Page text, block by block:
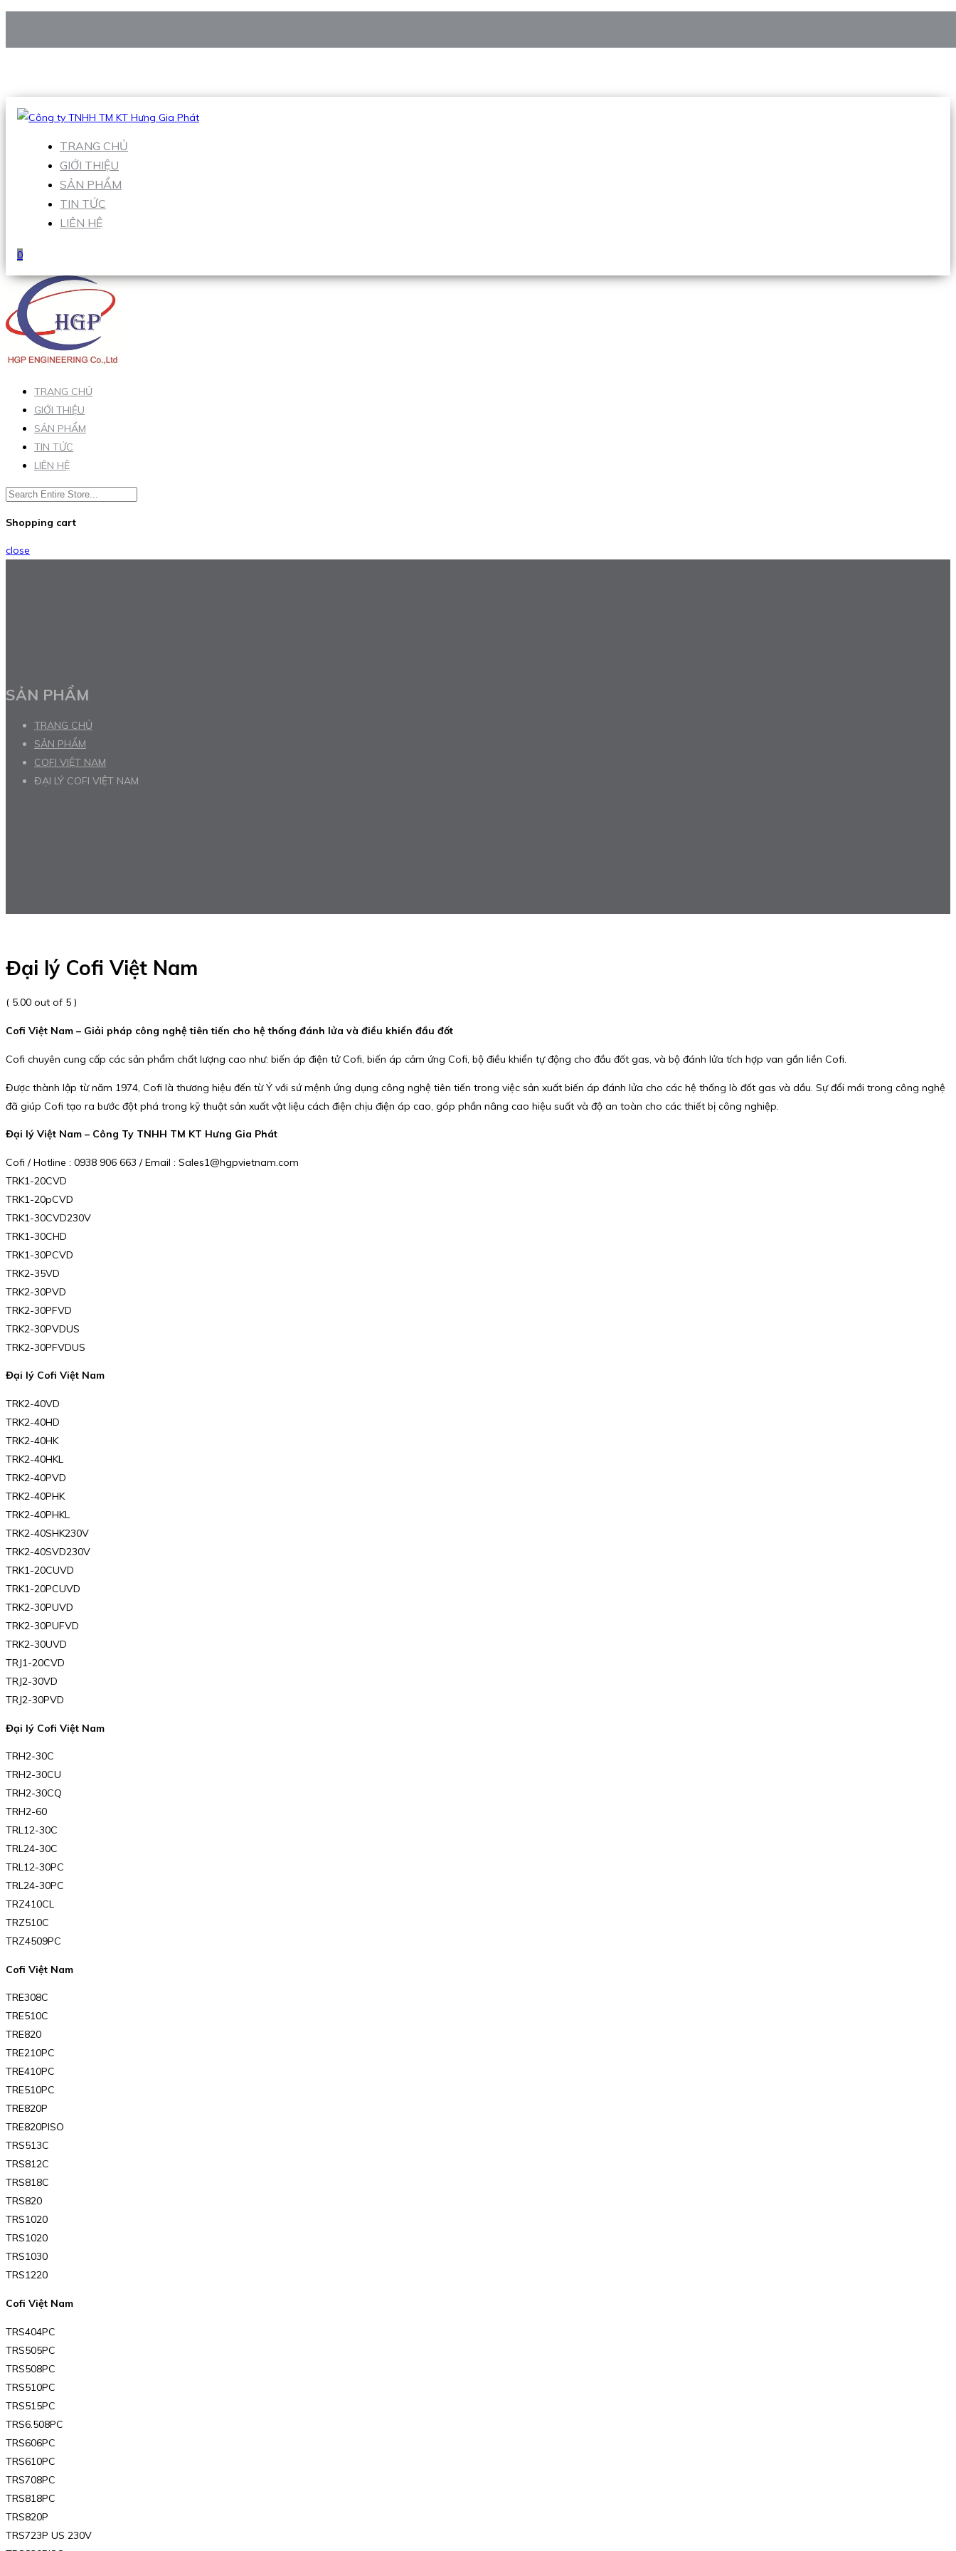
Hotline:0938 906 663
TRANG CHỦ
GIỚI THIỆU
SẢN PHẨM
TIN TỨC
LIÊN HỆ
0
TRANG CHỦ
GIỚI THIỆU
SẢN PHẨM
TIN TỨC
LIÊN HỆ
Shopping cart
close
SẢN PHẨM
TRANG CHỦ
SẢN PHẨM
COFI VIỆT NAM
ĐẠI LÝ COFI VIỆT NAM
Đại lý Cofi Việt Nam
( 5.00 out of 5 )
Cofi Việt Nam – Giải pháp công nghệ tiên tiến cho hệ thống đánh lửa và điều khiển đầu đốt
Cofi chuyên cung cấp các sản phẩm chất lượng cao như: biến áp điện tử Cofi, biến áp cảm ứng Cofi, bộ điều khiển tự động cho đầu đốt gas, và bộ đánh lửa tích hợp van gắn liền Cofi.
Được thành lập từ năm 1974, Cofi là thương hiệu đến từ Ý với sứ mệnh ứng dụng công nghệ tiên tiến trong việc sản xuất biến áp đánh lửa cho các hệ thống lò đốt gas và dầu. Sự đổi mới trong công nghệ
đã giúp Cofi tạo ra bước đột phá trong kỹ thuật sản xuất vật liệu cách điện chịu điện áp cao, góp phần nâng cao hiệu suất và độ an toàn cho các thiết bị công nghiệp.
Đại lý Việt Nam – Công Ty TNHH TM KT Hưng Gia Phát
Cofi / Hotline : 0938 906 663 / Email : Sales1@hgpvietnam.com
TRK1-20CVD
TRK1-20pCVD
TRK1-30CVD230V
TRK1-30CHD
TRK1-30PCVD
TRK2-35VD
TRK2-30PVD
TRK2-30PFVD
TRK2-30PVDUS
TRK2-30PFVDUS
Đại lý Cofi Việt Nam
TRK2-40VD
TRK2-40HD
TRK2-40HK
TRK2-40HKL
TRK2-40PVD
TRK2-40PHK
TRK2-40PHKL
TRK2-40SHK230V
TRK2-40SVD230V
TRK1-20CUVD
TRK1-20PCUVD
TRK2-30PUVD
TRK2-30PUFVD
TRK2-30UVD
TRJ1-20CVD
TRJ2-30VD
TRJ2-30PVD
Đại lý Cofi Việt Nam
TRH2-30C
TRH2-30CU
TRH2-30CQ
TRH2-60
TRL12-30C
TRL24-30C
TRL12-30PC
TRL24-30PC
TRZ410CL
TRZ510C
TRZ4509PC
Cofi Việt Nam
TRE308C
TRE510C
TRE820
TRE210PC
TRE410PC
TRE510PC
TRE820P
TRE820PISO
TRS513C
TRS812C
TRS818C
TRS820
TRS1020
TRS1020
TRS1030
TRS1220
Cofi Việt Nam
TRS404PC
TRS505PC
TRS508PC
TRS510PC
TRS515PC
TRS6.508PC
TRS606PC
TRS610PC
TRS708PC
TRS818PC
TRS820P
TRS723P US 230V